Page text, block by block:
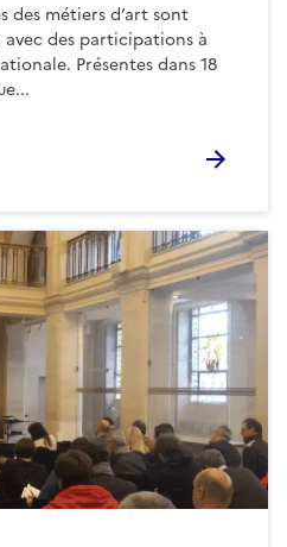
des métiers d’art sont
avec des participations à
Présentes dans 18